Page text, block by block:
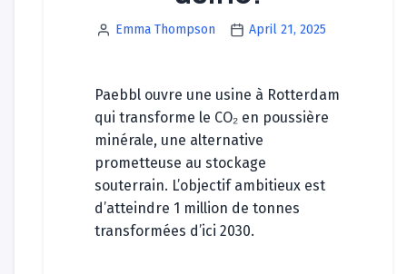
Emma Thompson April 21, 2025
Paebbl ouvre une usine à Rotterdam
qui transforme le CO₂ en poussière
minérale, une alternative
prometteuse au stockage
souterrain. L’objectif ambitieux est
d’atteindre 1 million de tonnes
transformées d’ici 2030.